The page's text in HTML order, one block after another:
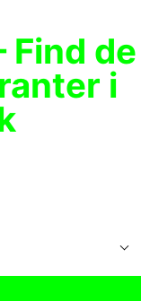
Find de
i